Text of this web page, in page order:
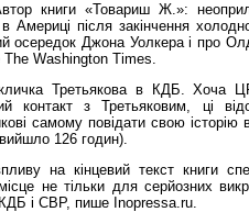
книги «Товариш Ж.»:
Америці після закінчення
осередок Джона Уолкера і про
The Washington Times.
Третьякова в КДБ. Хоча
контакт з Третьяковим, ці
самому повідати свою історію
126 годин).
впливу на кінцевий текст книги
не тільки для серйозних
і СВР, пише Inopressa.ru.